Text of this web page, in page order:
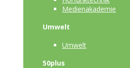
Medienakademie
Umwelt
Umwelt
50plus